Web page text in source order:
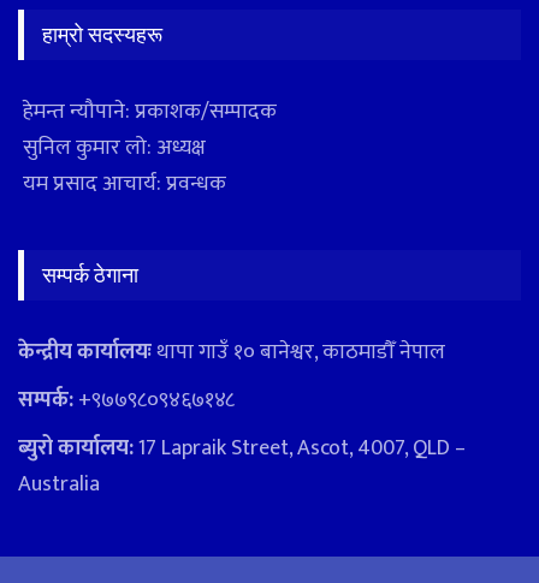
हाम्रो सदस्यहरू
हेमन्त न्यौपाने: प्रकाशक/सम्पादक
सुनिल कुमार लो: अध्यक्ष
यम प्रसाद आचार्य: प्रवन्धक
सम्पर्क ठेगाना
केन्द्रीय कार्यालयःथापा गाउँ १० बानेश्वर, काठमाडौँ नेपाल
सम्पर्क:+९७७९८०९४६७१४८
ब्युरो कार्यालय:17 Lapraik Street, Ascot, 4007, QLD –
Australia